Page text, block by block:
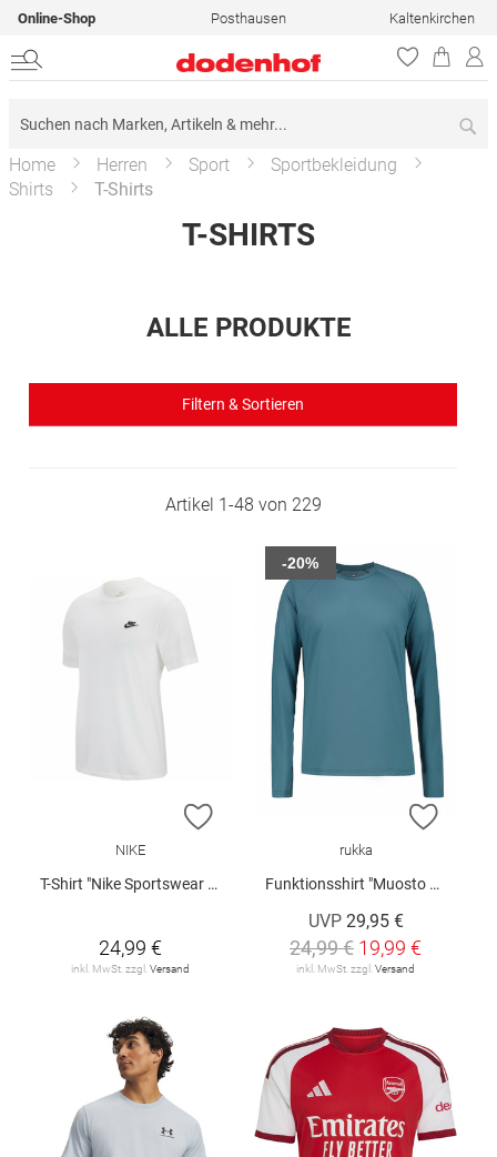
Online-Shop Posthausen Kaltenkirchen
Home Herren Sport
Sportbekleidung
Shirts
T-Shirts
T-SHIRTS
ALLE PRODUKTE
Filtern & Sortieren
Artikel 1-48 von 229
ZUR WUNSCHLISTE HINZUFÜGEN
NIKE
T-Shirt "Nike Sportswear Club"
24,99 €
inkl. MwSt. zzgl. Versand
ZUR
rukka
Funktionsshirt "Muosto V2"
UVP 29,95 €
24,99 € 19,99 €
inkl. MwSt. zzgl. Versand
-20%